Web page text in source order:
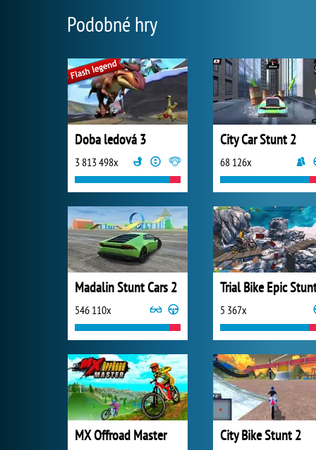
Podobné hry
Doba ledová 3
3 813 498x
City Car Stunt 2
68 126x
Madalin Stunt Cars 2
546 110x
Trial Bike Epic
5 367x
MX Offroad Master City Bike Stunt 2